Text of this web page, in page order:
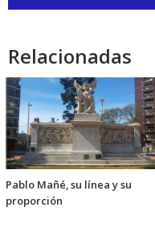
audio
Relacionadas
Pablo Mañé, su línea y su
proporción